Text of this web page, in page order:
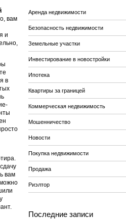
вам
и
в
вам
Аренда недвижимости
Безопасность недвижимости
Земельные участки
Инвестирование в новостройки
Ипотека
Квартиры за границей
Коммерческая недвижимость
Мошенничество
Новости
Покупка недвижимости
Продажа
Риэлтор
Последние записи